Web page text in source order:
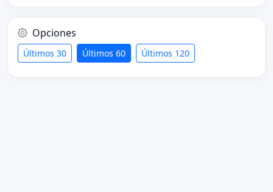
Opciones
Últimos 30 Últimos 60 Últimos 120